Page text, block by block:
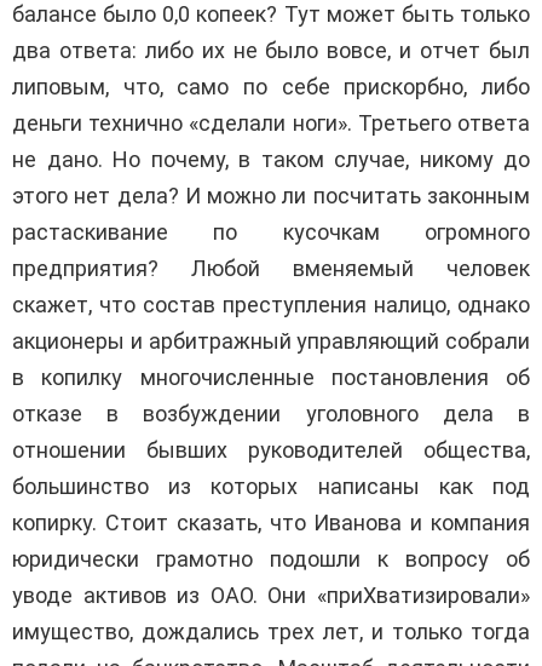
балансе было 0,0 копеек? Тут может быть только
два ответа: либо их не было вовсе, и отчет был
липовым, что, само по себе прискорбно, либо
деньги технично «сделали ноги». Третьего ответа
не дано. Но почему, в таком случае, никому до
этого нет дела? И можно ли посчитать законным
растаскивание по кусочкам огромного
предприятия? Любой вменяемый человек
скажет, что состав преступления налицо, однако
акционеры и арбитражный управляющий собрали
в копилку многочисленные постановления об
отказе в возбуждении уголовного дела в
отношении бывших руководителей общества,
большинство из которых написаны как под
копирку. Стоит сказать, что Иванова и компания
юридически грамотно подошли к вопросу об
уводе активов из ОАО. Они «приХватизировали»
имущество, дождались трех лет, и только тогда